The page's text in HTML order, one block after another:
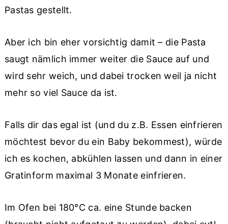
Pastas gestellt.
Aber ich bin eher vorsichtig damit – die Pasta
saugt nämlich immer weiter die Sauce auf und
wird sehr weich, und dabei trocken weil ja nicht
mehr so viel Sauce da ist.
Falls dir das egal ist (und du z.B. Essen einfrieren
möchtest bevor du ein Baby bekommest), würde
ich es kochen, abkühlen lassen und dann in einer
Gratinform maximal 3 Monate einfrieren.
Im Ofen bei 180°C ca. eine Stunde backen